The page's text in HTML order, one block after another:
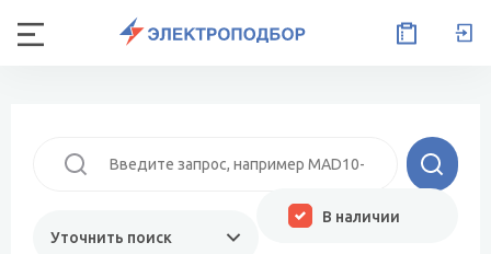
Уточнить поиск
В наличии